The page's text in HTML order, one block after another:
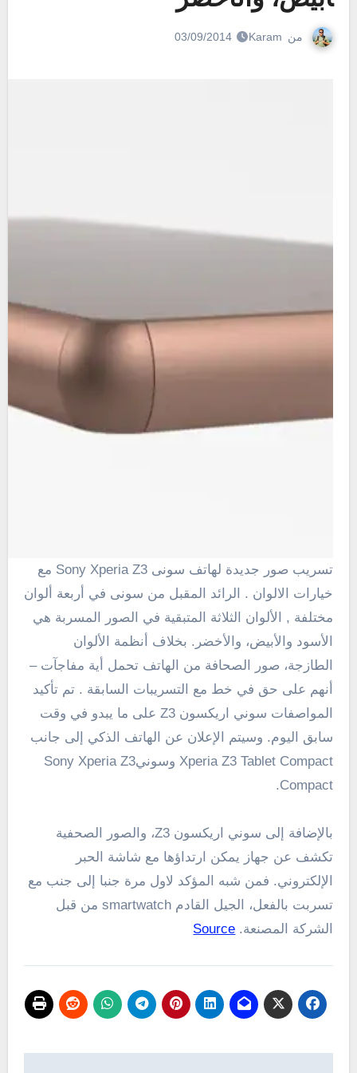
من Karam
03/09/2014
تسريب صور جديدة لهاتف سونى Sony Xperia Z3 مع
خيارات الالوان . الرائد المقبل من سونى في أربعة
ألوان
مختلفة ,
الألوان الثلاثة المتبقية في الصور المسربة هي
الأسود والأبيض، والأخضر. بخلاف
أنظمة الألوان
الطازجة، صور الصحافة من الهاتف تحمل أية مفاجآت –
أنهم على حق في خط مع التسريبات السابقة . تم تأكيد
المواصفات سوني اريكسون Z3 على ما يبدو في وقت
سابق اليوم. وسيتم الإعلان عن الهاتف الذكي
إلى جانب
Xperia Z3 Tablet Compact وسونيSony Xperia Z3
Compact.
بالإضافة إلى سوني اريكسون Z3، والصور
الصحفية
تكشف عن جهاز يمكن ارتداؤها مع شاشة
الحبر
الإلكتروني. فمن شبه المؤكد لاول مرة جنبا إلى جنب مع
تسربت بالفعل، الجيل القادم smartwatch من قبل
الشركة المصنعة.
Source